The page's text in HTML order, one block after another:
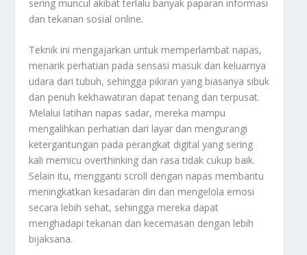
sering muncul akibat terlalu banyak paparan informasi
dan tekanan sosial online.
Teknik ini mengajarkan untuk memperlambat napas,
menarik perhatian pada sensasi masuk dan keluarnya
udara dari tubuh, sehingga pikiran yang biasanya sibuk
dan penuh kekhawatiran dapat tenang dan terpusat.
Melalui latihan napas sadar, mereka mampu
mengalihkan perhatian dari layar dan mengurangi
ketergantungan pada perangkat digital yang sering
kali memicu overthinking dan rasa tidak cukup baik.
Selain itu, mengganti scroll dengan napas membantu
meningkatkan kesadaran diri dan mengelola emosi
secara lebih sehat, sehingga mereka dapat
menghadapi tekanan dan kecemasan dengan lebih
bijaksana.